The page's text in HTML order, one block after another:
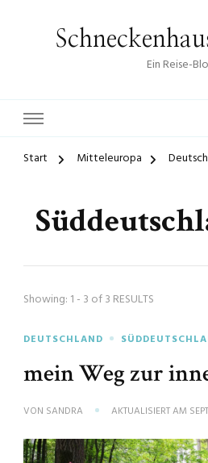
Ein Reise-
Start Mitteleuropa
Showing: 1 - 3 of 3 RESULTS
DEUTSCHLAND
mein Weg zur
VON SANDRA AKTUALISIERT AM